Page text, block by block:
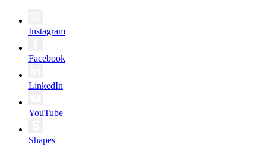
Instagram
Facebook
LinkedIn
YouTube
Shapes